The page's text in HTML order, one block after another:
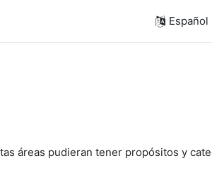
áreas pudieran tener propósitos y